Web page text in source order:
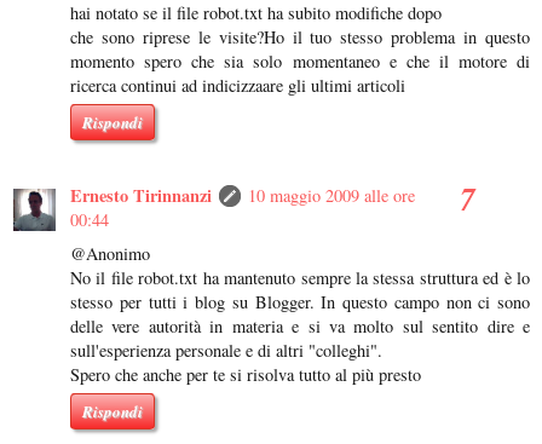
hai notato se il file robot.txt ha subito modifiche dopo
che sono riprese le visite?Ho il tuo stesso problema in questo
momento spero che sia solo momentaneo e che il motore di
ricerca continui ad indicizzaare gli ultimi articoli
Rispondi
Ernesto Tirinnanzi
10 maggio 2009 alle ore
00:44
@Anonimo
No il file robot.txt ha mantenuto sempre la stessa struttura ed è lo
stesso per tutti i blog su Blogger. In questo campo non ci sono
delle vere autorità in materia e si va molto sul sentito dire e
sull'esperienza personale e di altri "colleghi".
Spero che anche per te si risolva tutto al più presto
Rispondi